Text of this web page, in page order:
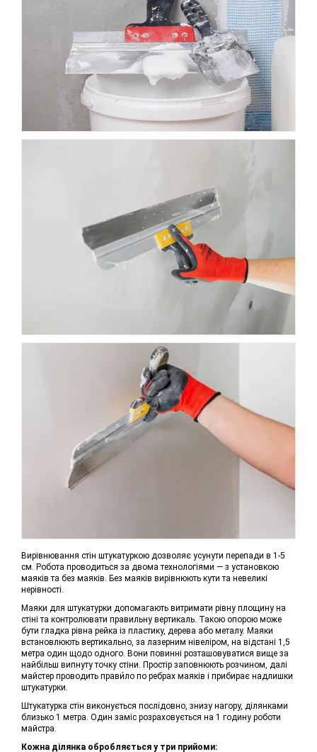
Вирівнювання стін штукатуркою дозволяє усунути перепади в 1-5
см. Робота проводиться за двома технологіями — з установкою
маяків та без маяків. Без маяків вирівнюють кути та невеликі
нерівності.
Маяки для штукатурки допомагають витримати рівну площину на
стіні та контролювати правильну вертикаль. Такою опорою може
бути гладка рівна рейка із пластику, дерева або металу. Маяки
встановлюють вертикально, за лазерним нівеліром, на відстані 1,5
метра один щодо одного. Вони повинні розташовуватися вище за
найбільш випнуту точку стіни. Простір заповнюють розчином, далі
майстер проводить прави́ло по ребрах маяків і прибирає надлишки
штукатурки.
Штукатурка стін виконується послідовно, знизу нагору, ділянками
близько 1 метра. Один заміс розраховується на 1 годину роботи
майстра.
Кожна ділянка обробляється у три прийоми: